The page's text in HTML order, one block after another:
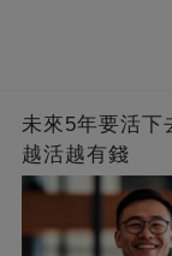
未來5年要活下
越活越有錢